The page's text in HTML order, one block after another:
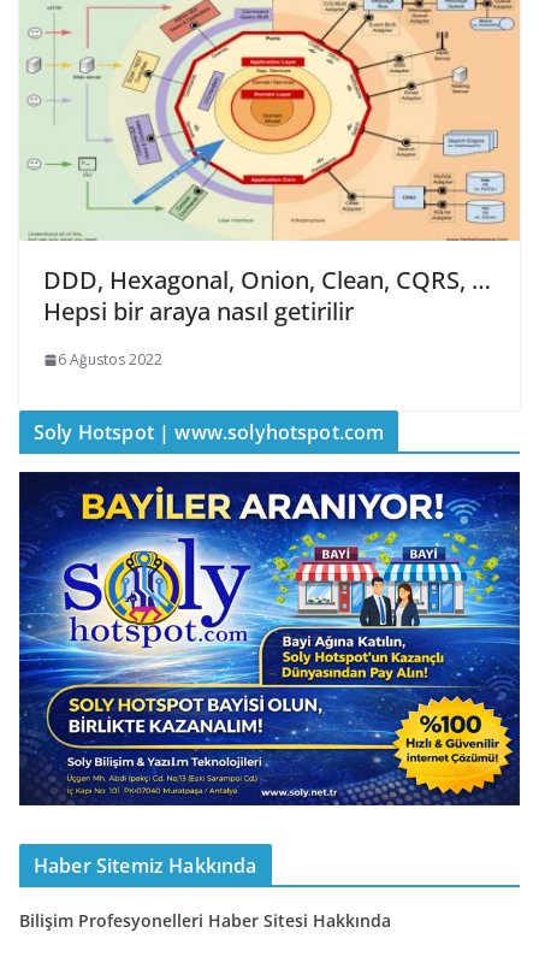
DDD, Hexagonal, Onion, Clean, CQRS, …
Hepsi bir araya nasıl getirilir
6 Ağustos 2022
Soly Hotspot | www.solyhotspot.com
Haber Sitemiz Hakkında
Bilişim Profesyonelleri Haber Sitesi Hakkında